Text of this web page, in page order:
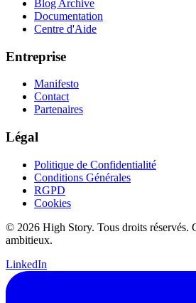
Blog Archive
Documentation
Centre d'Aide
Entreprise
Manifesto
Contact
Partenaires
Légal
Politique de Confidentialité
Conditions Générales
RGPD
Cookies
© 2026 High Story. Tous droits réservés.
ambitieux.
LinkedIn